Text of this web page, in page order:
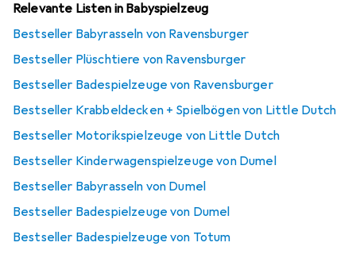
Relevante Listen in Babyspielzeug
Bestseller Babyrasseln von Ravensburger
Bestseller Plüschtiere von Ravensburger
Bestseller Badespielzeuge von Ravensburger
Bestseller Krabbeldecken + Spielbögen von Little Dutch
Bestseller Motorikspielzeuge von Little Dutch
Bestseller Kinderwagenspielzeuge von Dumel
Bestseller Babyrasseln von Dumel
Bestseller Badespielzeuge von Dumel
Bestseller Badespielzeuge von Totum